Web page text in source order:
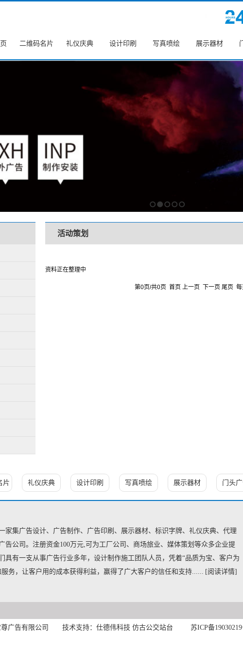
二维码名片 礼仪庆典 设计印刷 写真喷绘 展示器材
1 2 3 4 5
活动策划
资料正在整理中
第0页/共0页 首页 上一页 下一页 尾页
片 礼仪庆典 设计印刷 写真喷绘 展示器材 门头
家集广告设计、广告制作、广告印刷、展示器材、标识字牌、礼仪庆典、代理
告公司。注册资金100万元,可为工厂公司、商场旅业、媒体策划等众多企业提
具有一支从事广告行业多年，设计制作施工团队人员，凭着“品质为宝、客户为
务，让客户用的成本获得利益，赢得了广大客户的信任和支持...... [阅读详情]
尊广告有限公司 技术支持：仕德伟科技 仿古公交站台 苏ICP备